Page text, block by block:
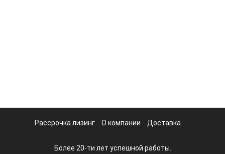
Рассрочка лизинг О компании Доставка
Более 20-ти лет успешной работы.